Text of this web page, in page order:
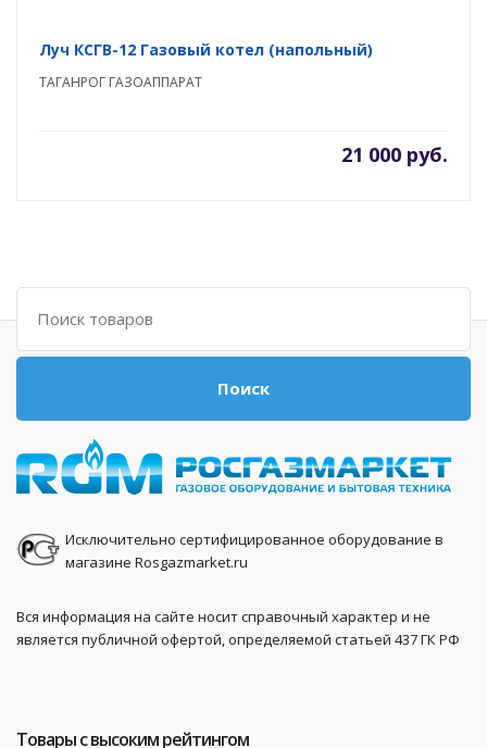
Луч КСГВ-12 Газовый котел (напольный)
ТАГАНРОГ ГАЗОАППАРАТ
21 000 руб.
Поиск
Поиск
Исключительно сертифицированное оборудование в
магазине Rosgazmarket.ru
Вся информация на сайте носит справочный характер и не
является публичной офертой, определяемой статьей 437 ГК РФ
Товары с высоким рейтингом